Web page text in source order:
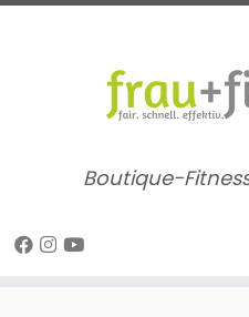
Zum
Boutique-